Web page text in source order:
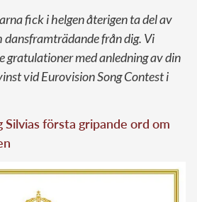
fick i helgen återigen ta del av
dans­framträdande från dig. Vi
gratulationer med anledning av din
vid Eurovision Song Contest i
Silvias första gripande ord om